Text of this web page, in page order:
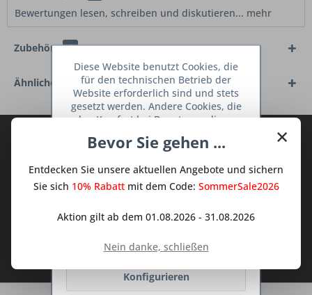
Bewertungen lesen, schreiben und diskutieren... mehr
Zubehör 4
Ähnliche Artikel
Abonnieren Sie den kostenlosen Deine
TraumKüche Newsletter und verpassen
Sie keine Neuigkeit oder Aktion mehr aus
dem Traum Küchen - Shop.
Ich habe dieDatenschutzbestimmungen
×
Bevor Sie gehen ...
Entdecken Sie unsere aktuellen Angebote und sichern
Sie sich 10% Rabattmit dem Code: SommerSale2026
Aktion gilt ab dem 01.08.2026 - 31.08.2026
Nein danke, schließen
Diese Website benutzt Cookies, die
für den technischen Betrieb der
Website erforderlich sind und stets
gesetzt werden. Andere Cookies, die
den Komfort bei Benutzung dieser
dienen oder die Interaktion mit
Netzwerken vereinfachen sollen,
werden nur mit Ihrer Zustimmung
Ablehnen
Konfigurieren